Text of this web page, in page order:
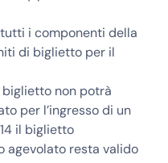
i componenti della
di biglietto per il
biglietto non potrà
per l’ingresso di un
il biglietto
agevolato resta valido